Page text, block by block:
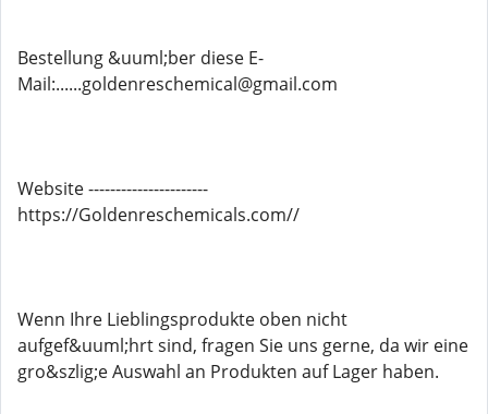
Bestellung &uuml;ber diese E-
Mail:......goldenreschemical@gmail.com
Website ----------------------
https://Goldenreschemicals.com//
Wenn Ihre Lieblingsprodukte oben nicht
aufgef&uuml;hrt sind, fragen Sie uns gerne, da wir eine
gro&szlig;e Auswahl an Produkten auf Lager haben.